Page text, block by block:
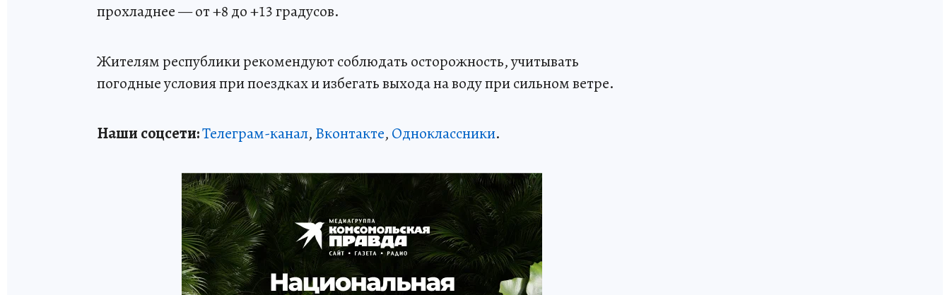
прохладнее — от +8 до +13 градусов.
Жителям республики рекомендуют соблюдать осторожность, учитывать
погодные условия при поездках и избегать выхода на воду при сильном ветре.
Наши соцсети:Телеграм-канал, Вконтакте, Одноклассники.